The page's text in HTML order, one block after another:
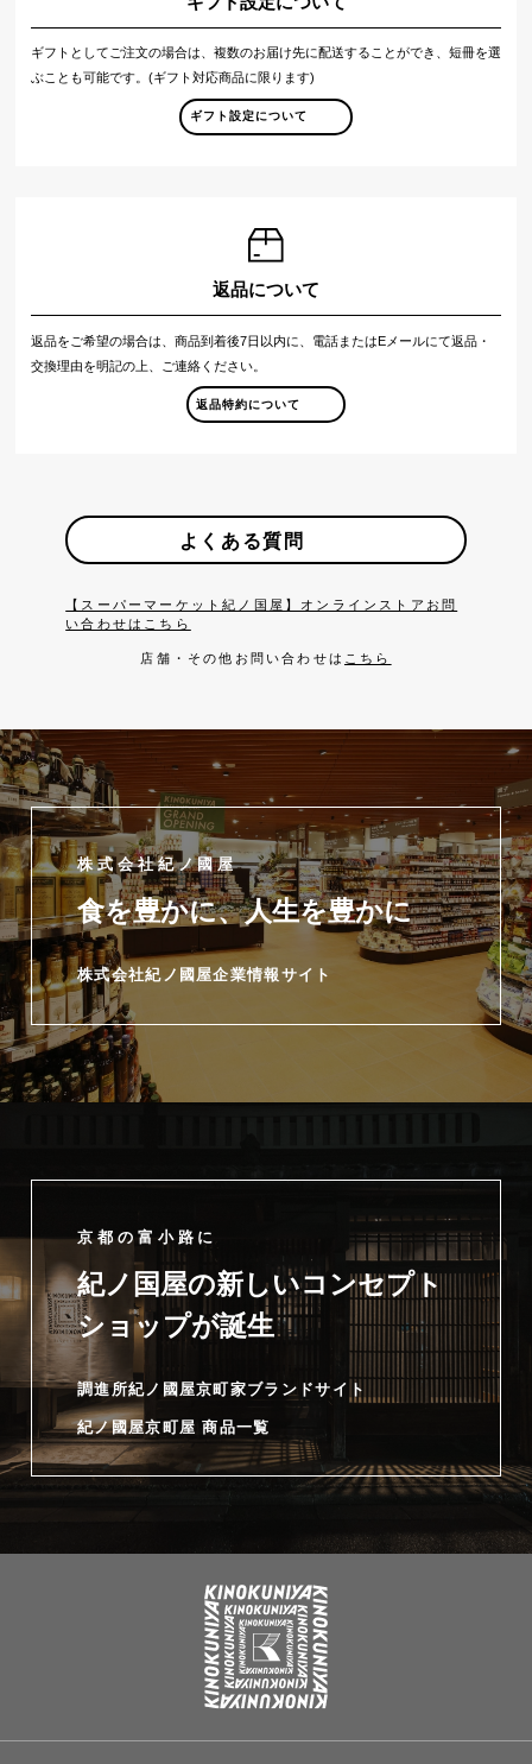
ギフトとしてご注文の場合は、複数のお届け先に配送することができ、短冊を選
ぶことも可能です。(ギフト対応商品に限ります)
ギフト設定について
返品について
返品をご希望の場合は、商品到着後7日以内に、電話またはEメールにて返品・
交換理由を明記の上、ご連絡ください。
返品特約について
よくある質問
【スーパーマーケット紀ノ国屋】オンラインストアお問
い合わせはこちら
店舗・その他お問い合わせは こちら
株式会社紀ノ國屋
食を豊かに、人生を豊かに
株式会社紀ノ國屋企業情報サイト
京都の富小路に
紀ノ国屋の新しいコンセプト
ショップが誕生
調進所紀ノ國屋京町家ブランドサイト
紀ノ國屋京町屋 商品一覧